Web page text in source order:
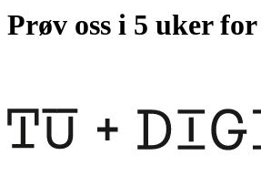
Prøv oss i 5 uker